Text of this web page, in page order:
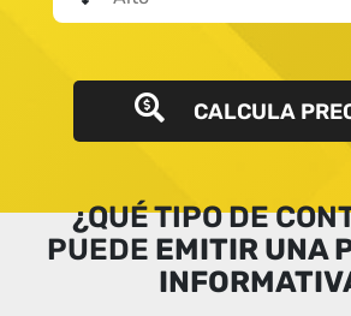
CALCULA
¿QUÉ TIPO DE
PUEDE EMITIR UNA